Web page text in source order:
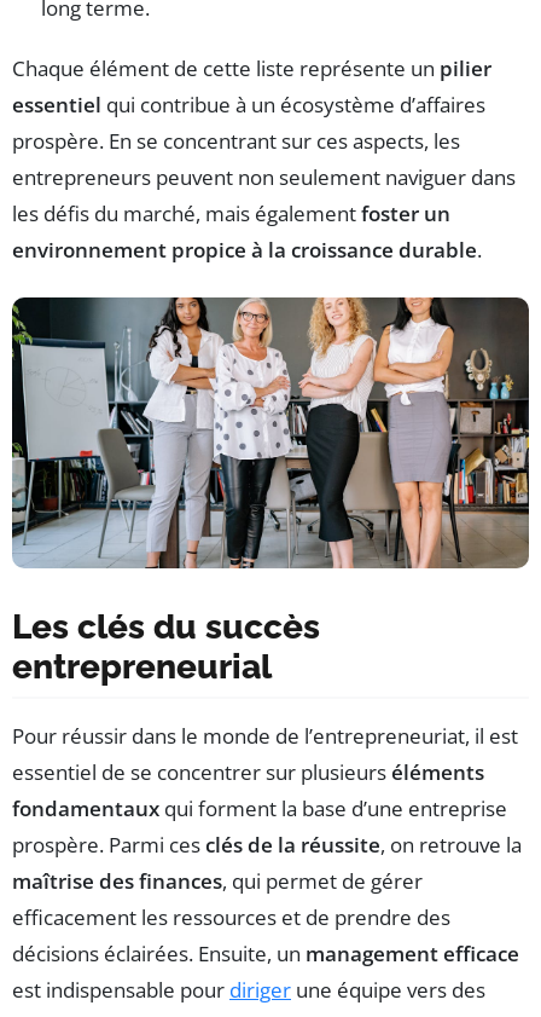
long terme.
Chaque élément de cette liste représente un pilier
essentiel qui contribue à un écosystème d’affaires
prospère. En se concentrant sur ces aspects, les
entrepreneurs peuvent non seulement naviguer dans
les défis du marché, mais égalementfoster un
environnement propice à la croissance durable.
Les clés du succès
entrepreneurial
Pour réussir dans le monde de l’entrepreneuriat, il est
essentiel de se concentrer sur plusieurséléments
fondamentaux qui forment la base d’une entreprise
prospère. Parmi cesclés de la réussite, on retrouve la
maîtrise des finances, qui permet de gérer
efficacement les ressources et de prendre des
décisions éclairées. Ensuite, un management efficace
est indispensable pour diriger une équipe vers des